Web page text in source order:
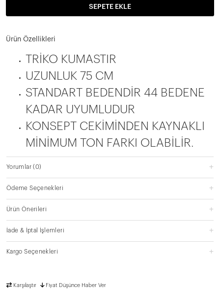
SEPETE EKLE
Ürün Özellikleri
TRİKO KUMASTIR
UZUNLUK 75 CM
STANDART BEDENDİR 44 BEDENE
KADAR UYUMLUDUR
KONSEPT CEKİMİNDEN KAYNAKLI
MİNİMUM TON FARKI OLABİLİR.
Yorumlar(0)
Ödeme Seçenekleri
Ürün Önerileri
İade & İptal İşlemleri
Kargo Seçenekleri
Karşılaştır Fiyat Düşünce Haber Ver